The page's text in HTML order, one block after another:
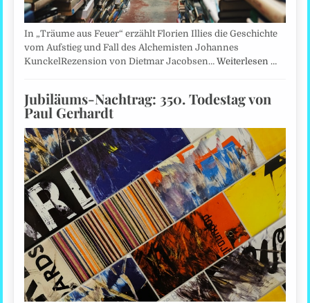
In „Träume aus Feuer“ erzählt Florien Illies die Geschichte
vom Aufstieg und Fall des Alchemisten Johannes
KunckelRezension von Dietmar Jacobsen…Weiterlesen …
Jubiläums-Nachtrag: 350. Todestag von
Paul Gerhardt